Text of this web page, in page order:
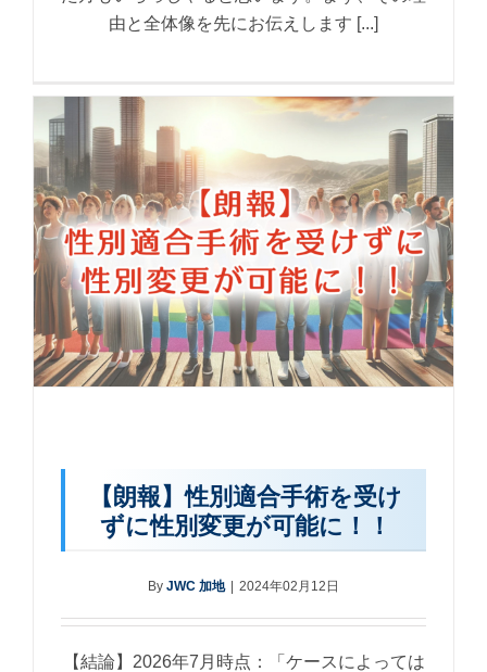
由と全体像を先にお伝えします [...]
【朗報】性別適合手術を受け
ずに性別変更が可能に！！
By JWC 加地 | 2024年02月12日
【結論】2026年7月時点：「ケースによっては